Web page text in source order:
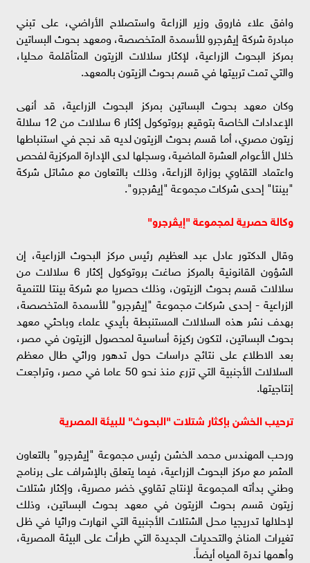
وافق علاء فاروق وزير الزراعة واستصلاح الأراضي، على تبني
مبادرة شركة إيڤرجرو للأسمدة المتخصصة، ومعهد بحوث البساتين
بمركز البحوث الزراعية، لإكثار سلالات الزيتون المتأقلمة محليا،
والتي تمت تربيتها في قسم بحوث الزيتون بالمعهد.
وكان معهد بحوث البساتين بمركز البحوث الزراعية، قد أنهى
الإعدادات الخاصة بتوقيع بروتوكول إكثار 6 سلالات من 12 سلالة
زيتون مصري، أما قسم بحوث الزيتون لديه قد نجح في استنباطها
خلال الأعوام العشرة الماضية، وسجلها لدى الإدارة المركزية لفحص
واعتماد التقاوي بوزارة الزراعة، وذلك بالتعاون مع مشاتل شركة
"بينتا" إحدى شركات مجموعة "إيڤرجرو".
وكالة حصرية لمجموعة "إيڤرجرو"
وقال الدكتور عادل عبد العظيم رئيس مركز البحوث الزراعية، إن
الشؤون القانونية بالمركز صاغت بروتوكول إكثار 6 سلالات من
سلالات قسم بحوث الزيتون، وذلك حصريا مع شركة بينتا للتنمية
الزراعية - إحدى شركات مجموعة "إيڤرجرو" للأسمدة المتخصصة،
بهدف نشر هذه السلالات المستنبطة بأيدي علماء وباحثي معهد
بحوث البساتين، لتكون ركيزة أساسية لمحصول الزيتون في مصر،
بعد الاطلاع على نتائج دراسات حول تدهور وراثي طال معظم
السلالات الأجنبية التي تزرع منذ نحو 50 عاما في مصر، وتراجعت
إنتاجيتها.
ترحيب الخشن بإكثار شتلات "البحوث" للبيئة المصرية
ورحب المهندس محمد الخشن رئيس مجموعة "إيڤرجرو" بالتعاون
المثمر مع مركز البحوث الزراعية، فيما يتعلق بالإشراف على برنامج
وطني بدأته المجموعة لإنتاج تقاوي خضر مصرية، وإكثار شتلات
زيتون قسم بحوث الزيتون في معهد بحوث البساتين، وذلك
لإحلالها تدريجيا محل الشتلات الأجنبية التي انهارت وراثيا في ظل
تغيرات المناخ والتحديات الجديدة التي طرأت على البيئة المصرية،
وأهمها ندرة المياه أيضاً.